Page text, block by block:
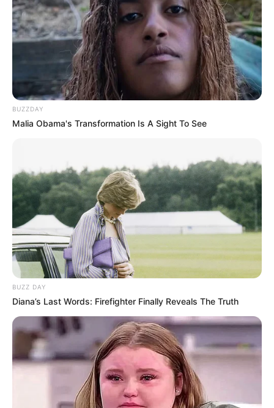
Elo7
BUZZDAY
Malia Obama's Transformation Is A Sight To See
BUZZ DAY
Diana’s Last Words: Firefighter Finally Reveals The Truth